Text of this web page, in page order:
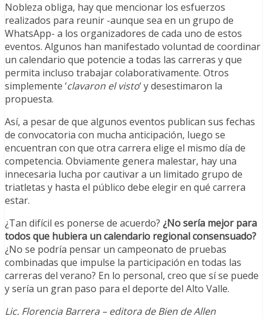
Nobleza obliga, hay que mencionar los esfuerzos
realizados para reunir -aunque sea en un grupo de
WhatsApp- a los organizadores de cada uno de estos
eventos. Algunos han manifestado voluntad de coordinar
un calendario que potencie a todas las carreras y que
permita incluso trabajar colaborativamente. Otros
simplemente ‘clavaron el visto‘ y desestimaron la
propuesta.
Así, a pesar de que algunos eventos publican sus fechas
de convocatoria con mucha anticipación, luego se
encuentran con que otra carrera elige el mismo día de
competencia. Obviamente genera malestar, hay una
innecesaria lucha por cautivar a un limitado grupo de
triatletas y hasta el público debe elegir en qué carrera
estar.
¿Tan difícil es ponerse de acuerdo? ¿No sería mejor para
todos que hubiera un calendario regional consensuado?
¿No se podría pensar un campeonato de pruebas
combinadas que impulse la participación en todas las
carreras del verano? En lo personal, creo que sí se puede
y sería un gran paso para el deporte del Alto Valle.
Lic. Florencia Barrera – editora de Bien de Allen